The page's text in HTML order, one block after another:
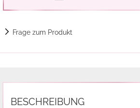
Frage zum Produkt
BESCHREIBUNG